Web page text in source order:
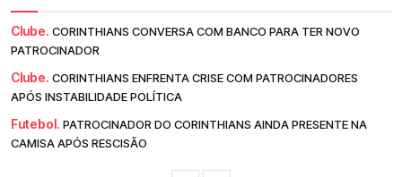
Clube. CORINTHIANS CONVERSA COM BANCO PARA TER NOVO
PATROCINADOR
Clube. CORINTHIANS ENFRENTA CRISE COM PATROCINADORES
APÓS INSTABILIDADE POLÍTICA
Futebol. PATROCINADOR DO CORINTHIANS AINDA PRESENTE NA
CAMISA APÓS RESCISÃO